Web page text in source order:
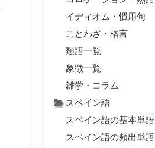
イディオム・慣用句
ことわざ・格言
類語一覧
象徴一覧
雑学・コラム
スペイン語
スペイン語の基本単語
スペイン語の頻出単語